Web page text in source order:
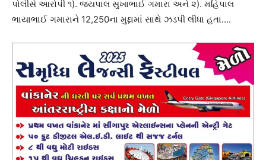
પોલીસે આરોપી ૧). જયપાલ સુખાભાઈ ગમારા અને ૨). મહિપાલ
ભાયાભાઈ ગમારાને 12,250ના મુદ્દામાં સાથે ઝડપી લીધા હતા….